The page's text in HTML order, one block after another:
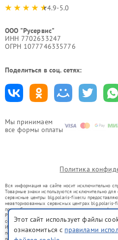
Мы принимаем
все формы оплаты
4.9-5.0
ООО "Русервис"
ИНН 7702633247
ОГРН 1077746335776
Поделиться в соц. сетях:
Политика
Вся информация на сайте носит исключительно
Товарные знаки используются исключительно
сервисные центры blg.polaris-fixer.ru
неавторизованных сервисных центрах blg.polaris-
правообладателями товарных знаков или их
Ремонт осуществляется для устройств, уже
со статьей 1487 ГК РФ.
Использование товарных знаков не преследует
потребителей в заблуждение, а служит для
Этот сайт использует файлы
ознакомиться с правилами